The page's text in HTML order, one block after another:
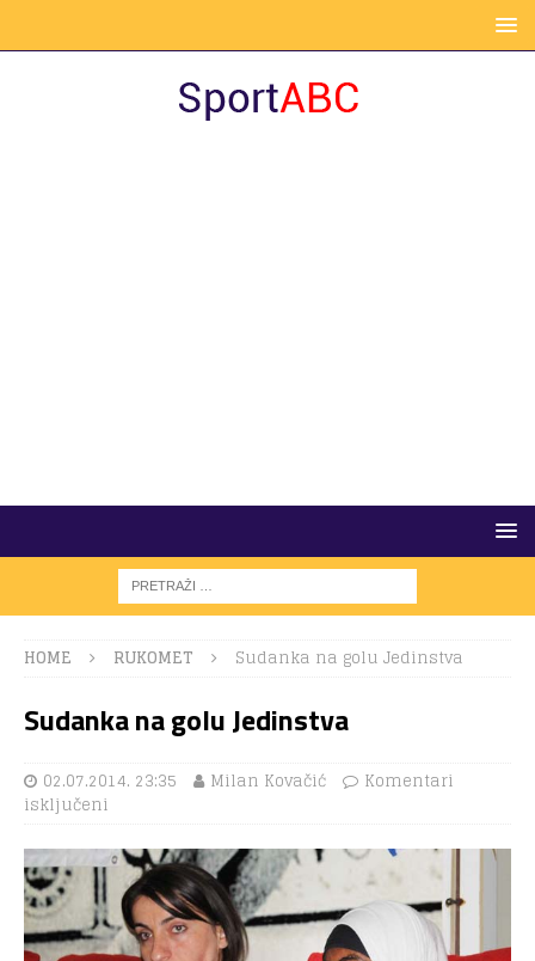
HOME RUKOMET Sudanka na golu Jedinstva
Sudanka na golu Jedinstva
02.07.2014. 23:35 Milan Kovačić
Komentari
isključeni